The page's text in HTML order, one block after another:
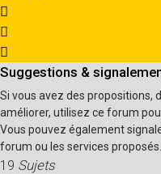
Suggestions &
Si vous avez des propositions,
améliorer, utilisez ce forum
Vous pouvez également
forum ou les services proposés.
19 Sujets